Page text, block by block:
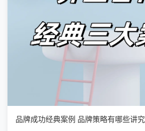
品牌成功经典案例 品牌策略有哪些讲究